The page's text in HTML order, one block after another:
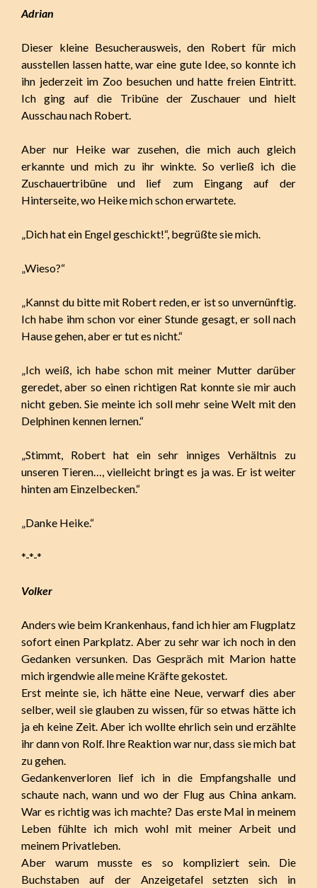
Adrian
Dieser kleine Besucherausweis, den Robert für mich
ausstellen lassen hatte, war eine gute Idee, so konnte ich
ihn jederzeit im Zoo besuchen und hatte freien Eintritt.
Ich ging auf die Tribüne der Zuschauer und hielt
Ausschau nach Robert.
Aber nur Heike war zusehen, die mich auch gleich
erkannte und mich zu ihr winkte. So verließ ich die
Zuschauertribüne und lief zum Eingang auf der
Hinterseite, wo Heike mich schon erwartete.
„Dich hat ein Engel geschickt!“, begrüßte sie mich.
„Wieso?“
„Kannst du bitte mit Robert reden, er ist so unvernünftig.
Ich habe ihm schon vor einer Stunde gesagt, er soll nach
Hause gehen, aber er tut es nicht.“
„Ich weiß, ich habe schon mit meiner Mutter darüber
geredet, aber so einen richtigen Rat konnte sie mir auch
nicht geben. Sie meinte ich soll mehr seine Welt mit den
Delphinen kennen lernen.“
„Stimmt, Robert hat ein sehr inniges Verhältnis zu
unseren Tieren…, vielleicht bringt es ja was. Er ist weiter
hinten am Einzelbecken.“
„Danke Heike.“
*-*-*
Volker
Anders wie beim Krankenhaus, fand ich hier am Flugplatz
sofort einen Parkplatz. Aber zu sehr war ich noch in den
Gedanken versunken. Das Gespräch mit Marion hatte
mich irgendwie alle meine Kräfte gekostet.
Erst meinte sie, ich hätte eine Neue, verwarf dies aber
selber, weil sie glauben zu wissen, für so etwas hätte ich
ja eh keine Zeit. Aber ich wollte ehrlich sein und erzählte
ihr dann von Rolf. Ihre Reaktion war nur, dass sie mich bat
zu gehen.
Gedankenverloren lief ich in die Empfangshalle und
schaute nach, wann und wo der Flug aus China ankam.
War es richtig was ich machte? Das erste Mal in meinem
Leben fühlte ich mich wohl mit meiner Arbeit und
meinem Privatleben.
Aber warum musste es so kompliziert sein. Die
Buchstaben auf der Anzeigetafel setzten sich in